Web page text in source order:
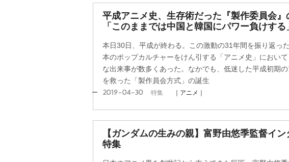
平成アニメ史、生存術だった『製作委員会』
「このままでは中国と韓国にパワー負けする
本日30日、平成が終わる。この激動の31年間を振り返っ
本のポップカルチャーをけん引する「アニメ史」におい
な出来事が数多くあった。なかでも、低迷した平成初期
を救った「製作員会方式」の誕生
2019-04-30 特集 ｜アニメ｜
【ガンダムの生みの親】富野由悠季監督イ
特集